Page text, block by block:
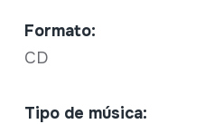
Formato:
CD
Tipo de música: